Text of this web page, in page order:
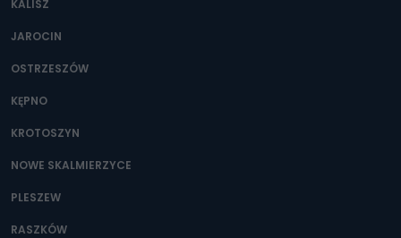
Można to zrobić pod numerem telefonu 62 735-51-05 lub
KALISZ
JAROCIN
OSTRZESZÓW
KĘPNO
KROTOSZYN
NOWE SKALMIERZYCE
PLESZEW
RASZKÓW